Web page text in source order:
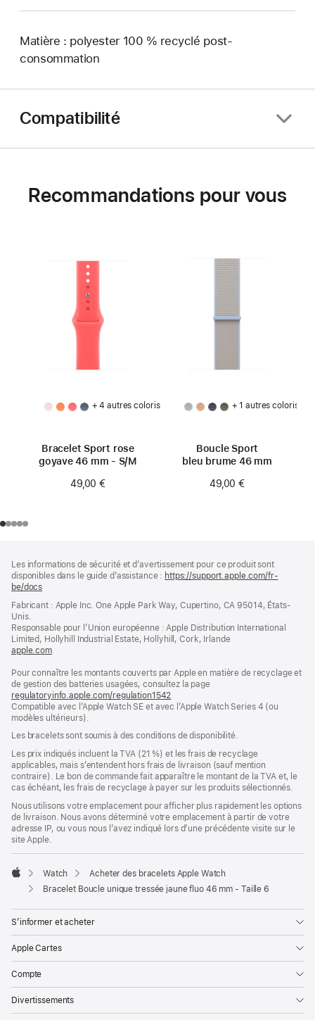
Matière : polyester 100 % recyclé post-
consommation
Compatibilité
Recommandations pour vous
+ 4 autres coloris
Bracelet Sport rose
goyave 46 mm - S/M
49,00 €
+ 1 autres coloris
Boucle Sport
bleu brume 46 mm
49,00 €
de
page
de
bas
page
Les informations de sécurité et d’avertissement pour ce produit sont
disponibles dans le guide d’assistance : https://support.apple.com/fr-
be/docs
une
fenêtre)
Fabricant : Apple Inc. One Apple Park Way, Cupertino, CA 95014, États-
Unis.
Responsable pour l’Union européenne : Apple Distribution International
Limited, Hollyhill Industrial Estate, Hollyhill, Cork, Irlande
apple.com(s’ouvre
une
nouvelle
fenêtre)
Pour connaître les montants couverts par Apple en matière de recyclage et
de gestion des batteries usagées, consultez la page
regulatoryinfo.apple.com/regulation1542
dans
nouvelle
fenêtre)
Compatible avec l’Apple Watch SE et avec l’Apple Watch Series 4 (ou
modèles ultérieurs).
Les bracelets sont soumis à des conditions de disponibilité.
Les prix indiqués incluent la TVA (21 %) et les frais de recyclage
applicables, mais s’entendent hors frais de livraison (sauf mention
contraire). Le bon de commande fait apparaître le montant de la TVA et, le
cas échéant, les frais de recyclage à payer sur les produits sélectionnés.
Nous utilisons votre emplacement pour afficher plus rapidement les options
de livraison. Nous avons déterminé votre emplacement à partir de votre
adresse IP, ou vous nous l’avez indiqué lors d’une précédente visite sur le
site Apple.
Apple
Watch
Acheter des bracelets Apple Watch
Bracelet Boucle unique tressée jaune fluo 46 mm - Taille 6
S’informer et acheter
Apple Cartes
Compte
Divertissements